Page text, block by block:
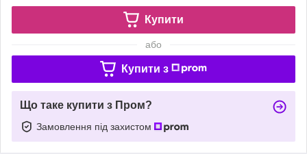
Купити
або
Купити з
Що таке купити з Пром?
Замовлення під захистом